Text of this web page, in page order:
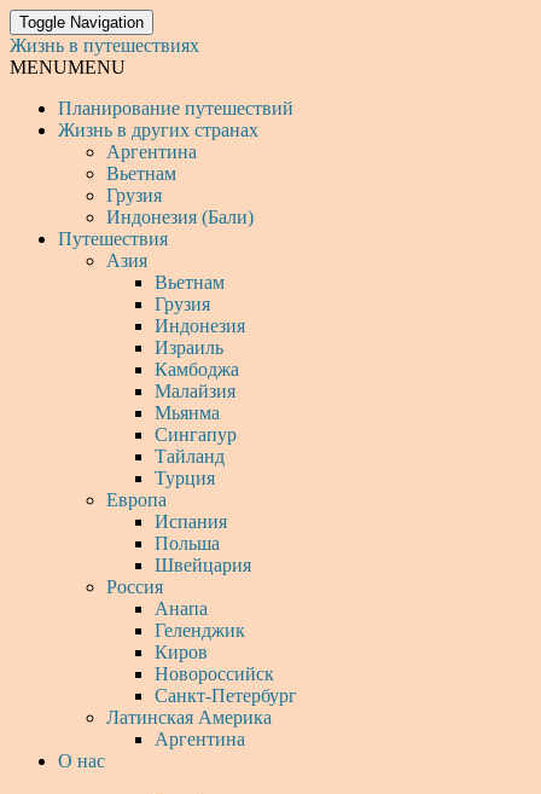
Toggle Navigation
Жизнь в путешествиях
MENUMENU
Планирование путешествий
Жизнь в других странах
Аргентина
Вьетнам
Грузия
Индонезия (Бали)
Путешествия
Азия
Вьетнам
Грузия
Индонезия
Израиль
Камбоджа
Малайзия
Мьянма
Сингапур
Тайланд
Турция
Европа
Испания
Польша
Швейцария
Россия
Анапа
Геленджик
Киров
Новороссийск
Санкт-Петербург
Латинская Америка
Аргентина
О нас